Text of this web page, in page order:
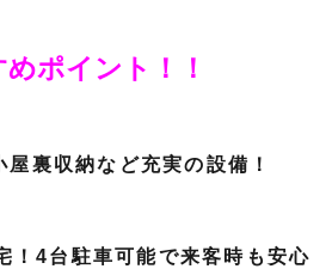
ポイント！！
屋裏収納など充実の設備！
！4台駐車可能で来客時も安心